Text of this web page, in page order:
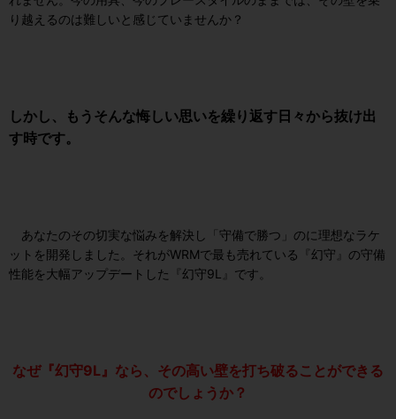
り越えるのは難しいと感じていませんか？
しかし、もうそんな悔しい思いを繰り返す日々から抜け出
す時です。
あなたのその切実な悩みを解決し「守備で勝つ」のに理想なラケ
ットを開発しました。それがWRMで最も売れている『幻守』の守備
性能を大幅アップデートした『幻守9L』です。
なぜ『幻守9L』なら、その高い壁を打ち破ることができる
のでしょうか？